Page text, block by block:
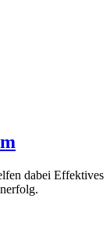
dabei Effektives